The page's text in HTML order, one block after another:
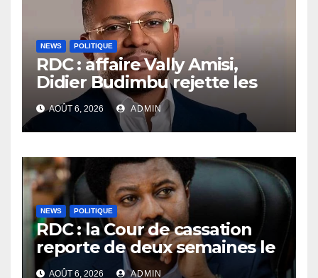
NEWS POLITIQUE
RDC : affaire Vally Amisi,
Didier Budimbu rejette les
accusations et appelle à
laisser la justice établir la
vérité
AOÛT 6, 2026 ADMIN
NEWS POLITIQUE
RDC : la Cour de cassation
reporte de deux semaines le
procès Frivao
AOÛT 6, 2026 ADMIN